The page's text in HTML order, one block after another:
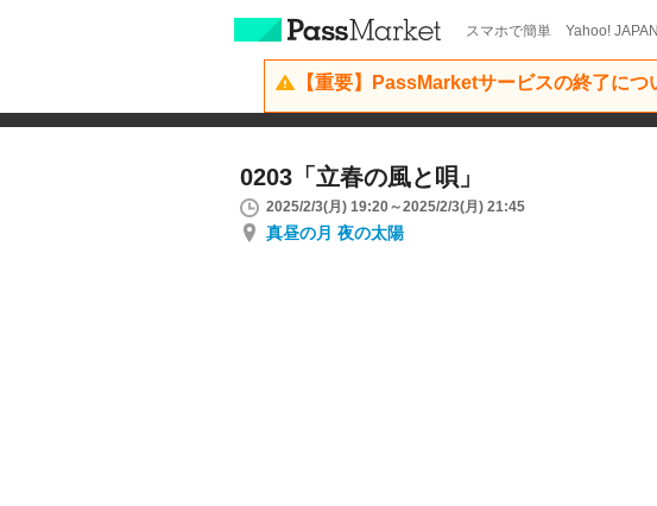
スマホで簡単 Yahoo!
【重要】PassMarketサービスの終了につ
0203「立春の風と唄」
2025/2/3(月) 19:20～2025/2/3(月) 21:45
真昼の月 夜の太陽